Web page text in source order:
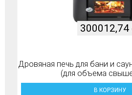
Дровяная печь для бани и
(для объема
300012,74
В КОРЗИНУ